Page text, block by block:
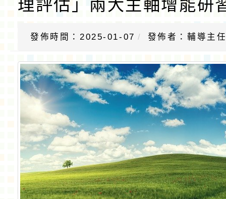
理評估」兩大主軸增能研
發佈時間：2025-01-07 發佈者：輔導主